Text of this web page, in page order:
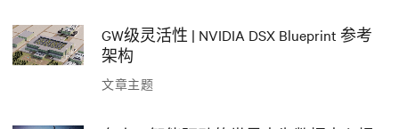
文章主题
GW级灵活性 | NVIDIA DSX Blueprint 参考
架构